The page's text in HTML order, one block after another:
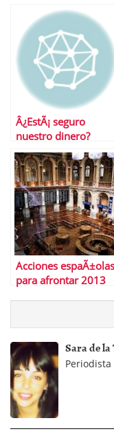
Â¿EstÃ¡ seguro
nuestro dinero?
Acciones espaÃ±olas
para afrontar 2013
Sara de
Periodista